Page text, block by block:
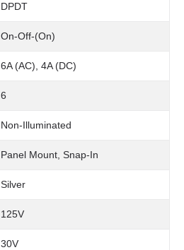
DPDT
On-Off-(On)
6A (AC), 4A (DC)
6
Non-Illuminated
Panel Mount, Snap-In
Silver
125V
30V